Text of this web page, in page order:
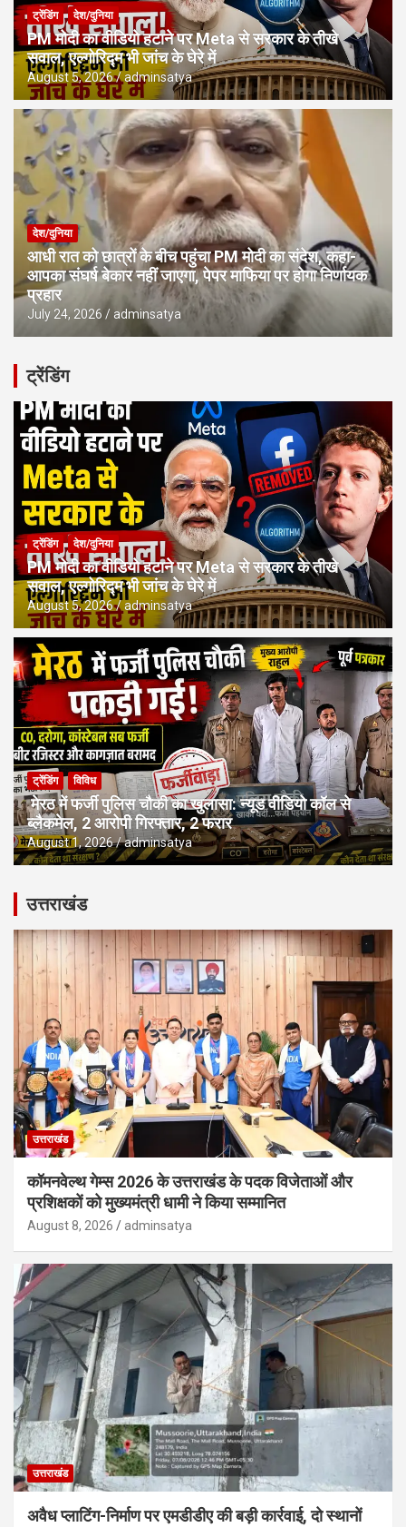
ट्रेंडिंग देश/दुनिया
PM मोदी का वीडियो हटाने पर Meta से सरकार के तीखे
सवाल, एल्गोरिद्म भी जांच के घेरे में
August 5, 2026 adminsatya
देश/दुनिया
आधी रात को छात्रों के बीच पहुंचा PM मोदी का संदेश, कहा-
आपका संघर्ष बेकार नहीं जाएगा, पेपर माफिया पर होगा निर्णायक
प्रहार
July 24, 2026 adminsatya
ट्रेंडिंग
ट्रेंडिंग देश/दुनिया
PM मोदी का वीडियो हटाने पर Meta से सरकार के तीखे
सवाल, एल्गोरिद्म भी जांच के घेरे में
August 5, 2026 adminsatya
ट्रेंडिंग विविध
मेरठ में फर्जी पुलिस चौकी का खुलासा: न्यूड वीडियो कॉल से
ब्लैकमेल, 2 आरोपी गिरफ्तार, 2 फरार
August 1, 2026 adminsatya
उत्तराखंड
उत्तराखंड
कॉमनवेल्थ गेम्स 2026 के उत्तराखंड के पदक विजेताओं और
प्रशिक्षकों को मुख्यमंत्री धामी ने किया सम्मानित
August 8, 2026 adminsatya
उत्तराखंड
अवैध प्लाटिंग-निर्माण पर एमडीडीए की बड़ी कार्रवाई, दो स्थानों